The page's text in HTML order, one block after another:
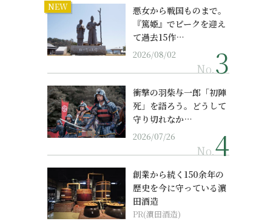
NEW
悪女から戦国ものまで。
『篤姫』でピークを迎え
て過去15作…
2026/08/02
No.
衝撃の羽柴与一郎「初陣
死」を語ろう。どうして
守り切れなか…
2026/07/26
No.
創業から続く150余年の
歴史を今に守っている濵
田酒造
PR(濵田酒造)